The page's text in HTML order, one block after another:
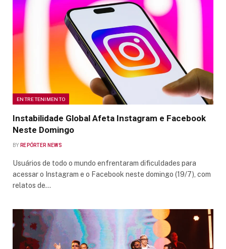
ENTRETENIMENTO
Instabilidade Global Afeta Instagram e Facebook
Neste Domingo
BY REPÓRTER NEWS
Usuários de todo o mundo enfrentaram dificuldades para
acessar o Instagram e o Facebook neste domingo (19/7), com
relatos de…